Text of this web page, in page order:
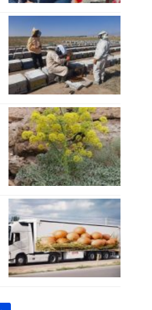
۱۷ دی ۱۴۰۴
۱۷ دی ۱۴۰۴
۱۷ دی ۱۴۰۴